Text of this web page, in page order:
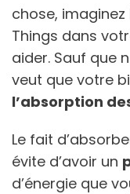
chose,
Things dans
aider. Sauf que
veut que votre
l’absorption
Le fait
évite d’avoir un
d’énergie que